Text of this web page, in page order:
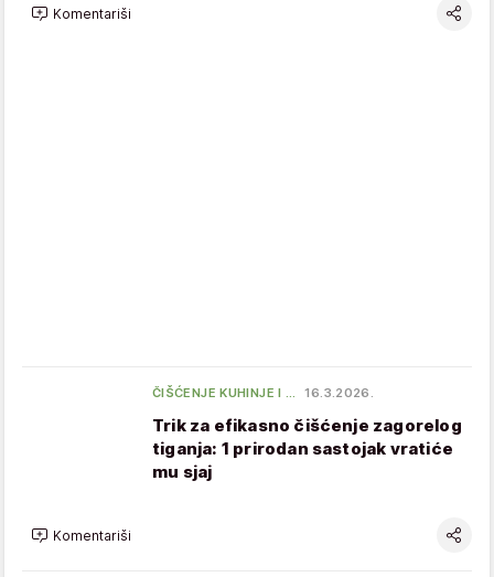
Komentariši
ČIŠĆENJE KUHINJE I … 16.3.2026.
Trik za efikasno čišćenje zagorelog
tiganja: 1 prirodan sastojak vratiće
mu sjaj
Komentariši